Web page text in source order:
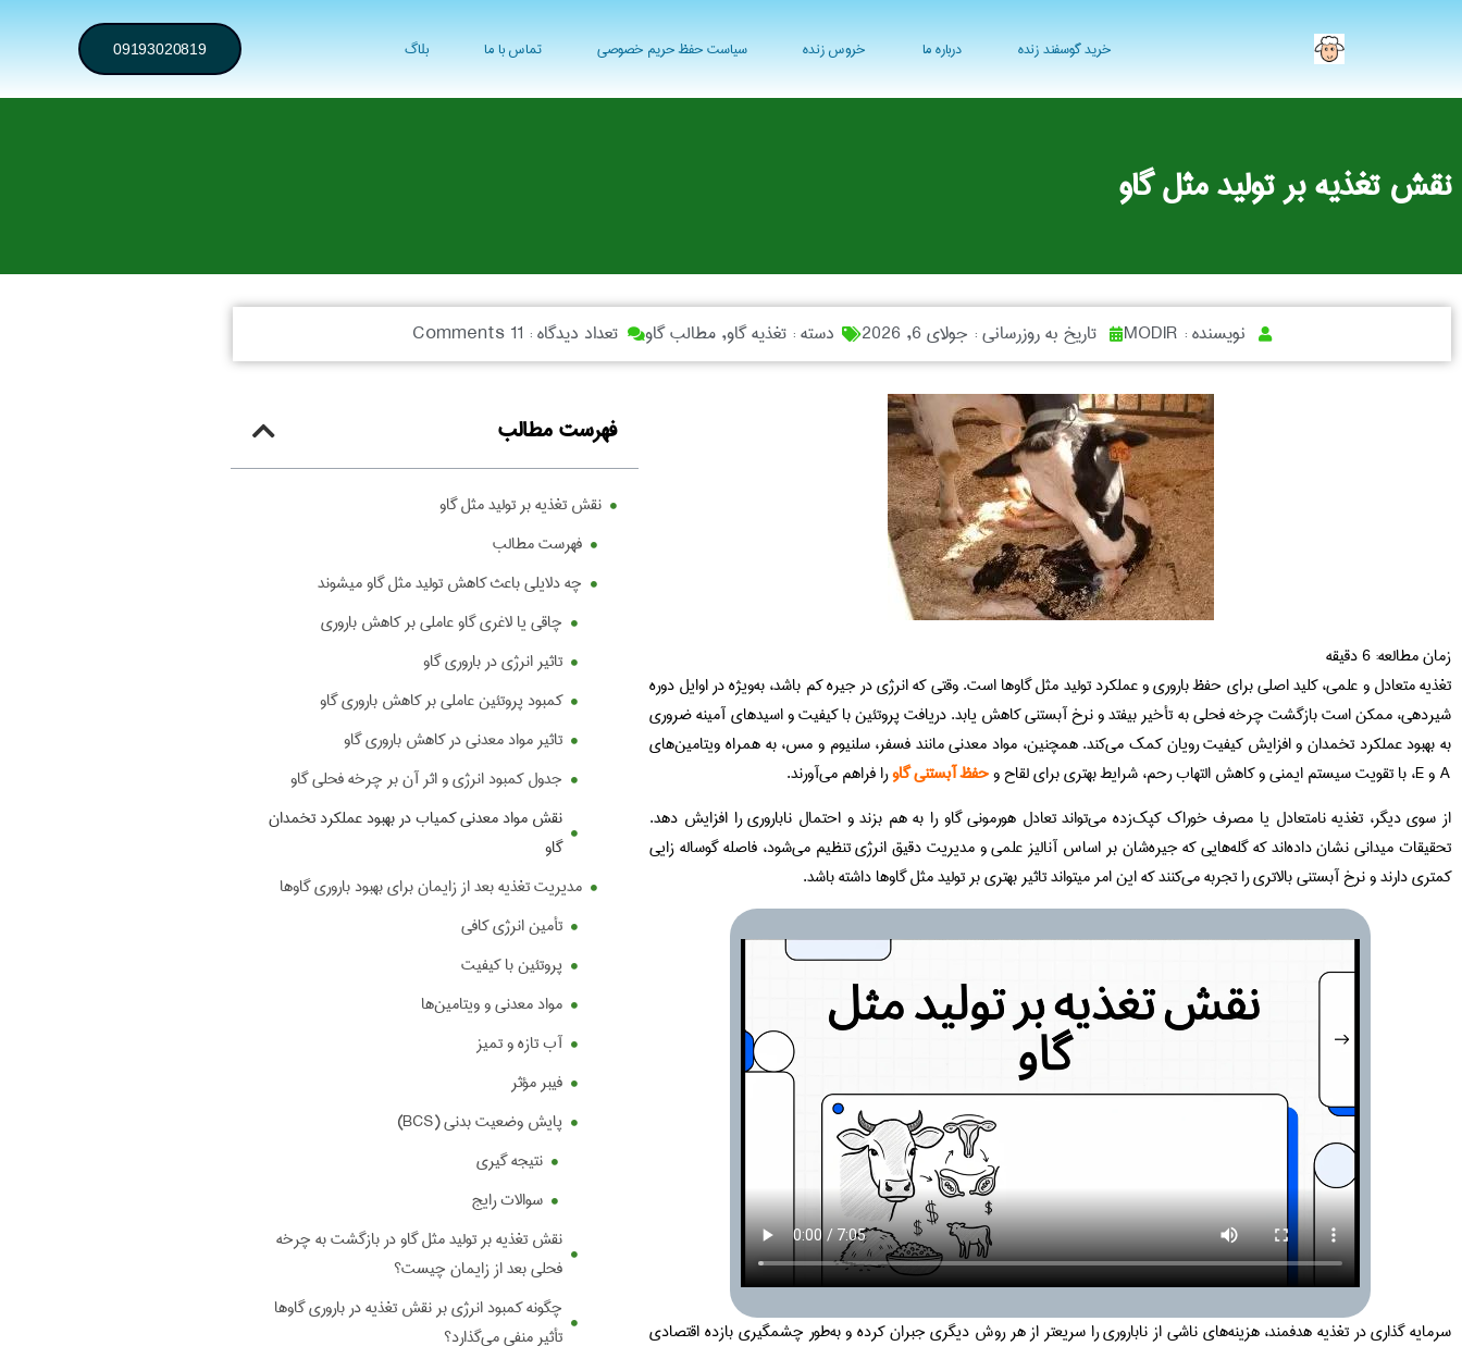
خرید گوسفند زنده درباره ما خروس زنده سیاست حفظ حریم خصوصی تماس با ما بلاگ 09193020819
نقش تغذیه بر تولید مثل گاو
نویسنده : تاریخ به روزرسانی : جولای 6, 2026 دسته :تغذیه گاو,مطالب گاو تعداد دیدگاه : 11 Comments
زمان مطالعه:6دقیقه
تغذیه متعادل و علمی، کلید اصلی برای حفظ باروری و عملکرد تولید مثل گاوها است. وقتی که انرژی در جیره کم باشد، به‌ویژه در اوایل دوره
شیردهی، ممکن است بازگشت چرخه فحلی به تأخیر بیفتد و نرخ آبستنی کاهش یابد. دریافت پروتئین با کیفیت و اسیدهای آمینه ضروری
به بهبود عملکرد تخمدان و افزایش کیفیت رویان کمک می‌کند. همچنین، مواد معدنی مانند فسفر، سلنیوم و مس، به همراه ویتامین‌های
A و E، با تقویت سیستم ایمنی و کاهش التهاب رحم، شرایط بهتری برای لقاح و
حفظ آبستنی گاورا فراهم می‌آورند.
از سوی دیگر، تغذیه نامتعادل یا مصرف خوراک کپک‌زده می‌تواند تعادل هورمونی گاو را به هم بزند و احتمال ناباروری را افزایش دهد.
تحقیقات میدانی نشان داده‌اند که گله‌هایی که جیره‌شان بر اساس آنالیز علمی و مدیریت دقیق انرژی تنظیم می‌شود، فاصله گوساله‌ زایی
کمتری دارند و نرخ آبستنی بالاتری را تجربه می‌کنند که این امر میتواند تاثیر بهتری بر تولید مثل گاوها داشته باشد.
سرمایه‌ گذاری در تغذیه هدفمند، هزینه‌های ناشی از ناباروری را سریعتر از هر روش دیگری جبران کرده و به‌طور چشمگیری بازده اقتصادی
فهرست مطالب
نقش تغذیه بر تولید مثل گاو
فهرست مطالب
چه دلایلی باعث کاهش تولید مثل گاو میشوند
چاقی یا لاغری گاو عاملی بر کاهش باروری
تاثیر انرژی در باروری گاو
کمبود پروتئین عاملی بر کاهش باروری گاو
تاثیر مواد معدنی در کاهش باروری گاو
جدول کمبود انرژی و اثر آن بر چرخه فحلی گاو
نقش مواد معدنی کمیاب در بهبود عملکرد تخمدان
گاو
مدیریت تغذیه بعد از زایمان برای بهبود باروری گاوها
تأمین انرژی کافی
پروتئین با کیفیت
مواد معدنی و ویتامین‌ها
آب تازه و تمیز
فیبر مؤثر
پایش وضعیت بدنی (BCS)
نتیجه گیری
سوالات رایج
نقش تغذیه بر تولید مثل گاو در بازگشت به چرخه
فحلی بعد از زایمان چیست؟
چگونه کمبود انرژی بر نقش تغذیه در باروری گاوها
تأثیر منفی می‌گذارد؟